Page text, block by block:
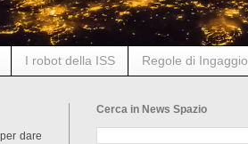
I robot della ISS Regole di Ingaggio
Cerca in News Spazio
dare